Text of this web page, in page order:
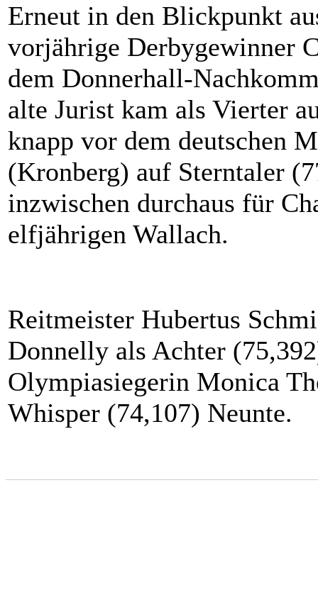
Erneut in den Blickpunkt
vorjährige Derbygewinner
dem Donnerhall-
alte Jurist kam als Vierter
knapp vor dem deutschen
(Kronberg) auf Sterntaler
inzwischen durchaus für
elfjährigen Wallach.
Reitmeister Hubertus
Donnelly als Achter
Olympiasiegerin Monica
Whisper (74,107) Neunte.